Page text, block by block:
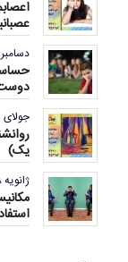
دسامبر 27, 2023
جولای 29, 2023
یک)
ژانویه 8, 2022